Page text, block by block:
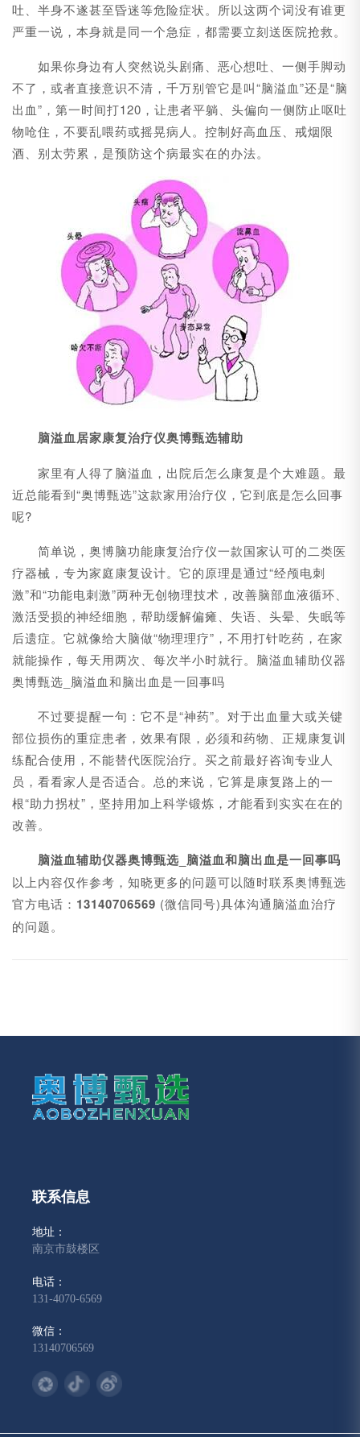
吐、半身不遂甚至昏迷等危险症状。所以这两个词没有谁更
严重一说，本身就是同一个急症，都需要立刻送医院抢救。
如果你身边有人突然说头剧痛、恶心想吐、一侧手脚动
不了，或者直接意识不清，千万别管它是叫“脑溢血”还是“脑
出血”，第一时间打120，让患者平躺、头偏向一侧防止呕吐
物呛住，不要乱喂药或摇晃病人。控制好高血压、戒烟限
酒、别太劳累，是预防这个病最实在的办法。
脑溢血居家康复治疗仪奥博甄选辅助
家里有人得了脑溢血，出院后怎么康复是个大难题。最
近总能看到“奥博甄选”这款家用治疗仪，它到底是怎么回事
呢?
简单说，奥博脑功能康复治疗仪一款国家认可的二类医
疗器械，专为家庭康复设计。它的原理是通过“经颅电刺
激”和“功能电刺激”两种无创物理技术，改善脑部血液循环、
激活受损的神经细胞，帮助缓解偏瘫、失语、头晕、失眠等
后遗症。它就像给大脑做“物理理疗”，不用打针吃药，在家
就能操作，每天用两次、每次半小时就行。脑溢血辅助仪器
奥博甄选_脑溢血和脑出血是一回事吗
不过要提醒一句：它不是“神药”。对于出血量大或关键
部位损伤的重症患者，效果有限，必须和药物、正规康复训
练配合使用，不能替代医院治疗。买之前最好咨询专业人
员，看看家人是否适合。总的来说，它算是康复路上的一
根“助力拐杖”，坚持用加上科学锻炼，才能看到实实在在的
改善。
脑溢血辅助仪器奥博甄选_脑溢血和脑出血是一回事吗
以上内容仅作参考，知晓更多的问题可以随时联系奥博甄选
官方电话： 13140706569 (微信同号)具体沟通脑溢血治疗
的问题。
联系信息
地址：
南京市鼓楼区
电话：
131-4070-6569
微信：
13140706569